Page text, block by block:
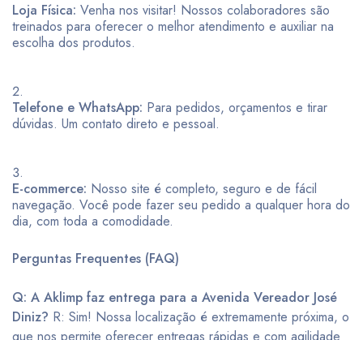
Loja Física: Venha nos visitar! Nossos colaboradores são
treinados para oferecer o melhor atendimento e auxiliar na
escolha dos produtos.
Telefone e WhatsApp: Para pedidos, orçamentos e tirar
dúvidas. Um contato direto e pessoal.
E-commerce: Nosso site é completo, seguro e de fácil
navegação. Você pode fazer seu pedido a qualquer hora do
dia, com toda a comodidade.
Perguntas Frequentes (FAQ)
Q: A Aklimp faz entrega para a Avenida Vereador José
Diniz? R: Sim! Nossa localização é extremamente próxima, o